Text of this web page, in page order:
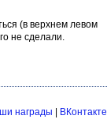
(в верхнем левом
не сделали.
награды ВКонтакте